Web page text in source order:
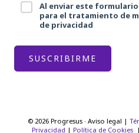
Al enviar este
para el tratamiento de
de privacidad
© 2026 Progresus · Aviso legal |
Privacidad | Política de Cookies|